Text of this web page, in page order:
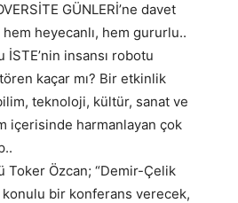
GÜNLERİ’ne davet
heyecanlı, hem gururlu..
insansı robotu
tören kaçar mı? Bir etkinlik
teknoloji, kültür, sanat ve
içerisinde harmanlayan çok
Toker Özcan; “Demir-Çelik
bir konferans verecek,